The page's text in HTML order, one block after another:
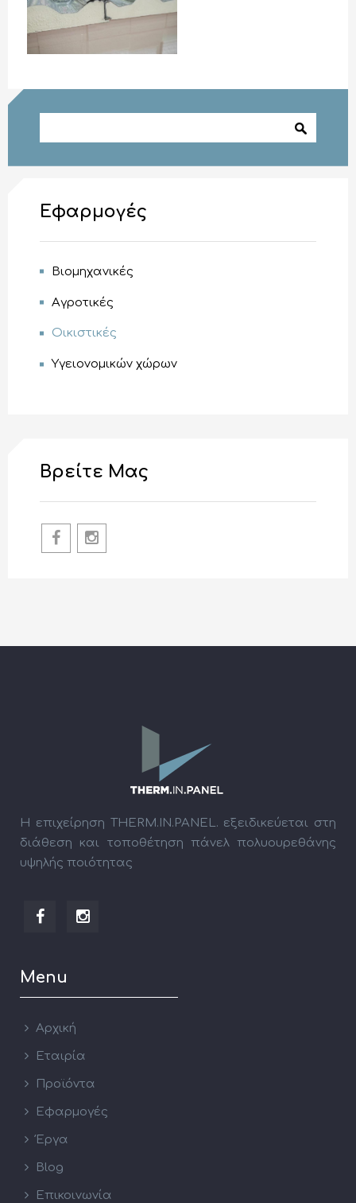
Εφαρμογές
Βιομηχανικές
Αγροτικές
Οικιστικές
Υγειονομικών χώρων
Βρείτε Μας
Η επιχείρηση THERM.IN.PANEL. εξειδικεύεται στη
διάθεση και τοποθέτηση πάνελ πολυουρεθάνης
υψηλής ποιότητας
Menu
Αρχική
Εταιρία
Προϊόντα
Εφαρμογές
Έργα
Blog
Επικοινωνία